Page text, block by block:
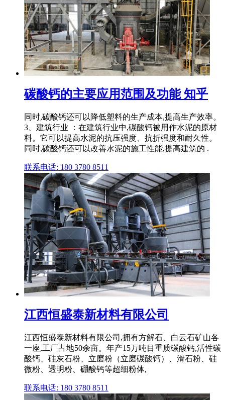
碳酸钙的主要应用范围及功能 知乎
同时,碳酸钙还可以降低塑料的生产成本,提高生产效率。
3、建筑行业 ：在建筑行业中,碳酸钙被用作水泥的原材
料。它可以提高水泥的抗压强度、抗折强度和耐久性。
同时,碳酸钙还可以改善水泥的施工性能,提高建筑的 .
联系电话: 180 3780 8511
江西恒盛泰新材料有限公司
江西恒盛泰新材料有限公司,拥有方解石、白云石矿山各
一座,工厂占地50余亩。年产15万吨目重质碳酸钙,活性碳
酸钙、硅灰石粉、立磨粉（立磨碳酸钙）、滑石粉、硅
微粉、透明粉、硼酸钙等超细粉体,
联系电话: 180 3780 8511